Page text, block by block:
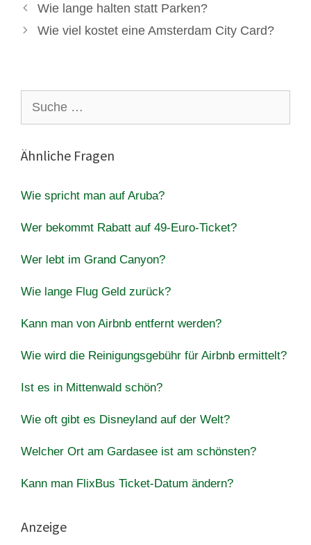
Wie lange halten statt Parken?
Wie viel kostet eine Amsterdam City Card?
nach:
Ähnliche Fragen
Wie spricht man auf Aruba?
Wer bekommt Rabatt auf 49-Euro-Ticket?
Wer lebt im Grand Canyon?
Wie lange Flug Geld zurück?
Kann man von Airbnb entfernt werden?
Wie wird die Reinigungsgebühr für Airbnb ermittelt?
Ist es in Mittenwald schön?
Wie oft gibt es Disneyland auf der Welt?
Welcher Ort am Gardasee ist am schönsten?
Kann man FlixBus Ticket-Datum ändern?
Anzeige